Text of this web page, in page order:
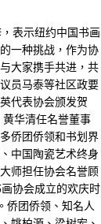
表示纽约中国书画
一种挑战，作为协
大家携手共进，共
员马泰等社区政要
代表协会颁发贺
华清任名誉董事
侨团侨领和书划界
中国陶瓷艺术终身
师担任协会名誉顾
协会成立的欢庆时
侨团侨领、知名人